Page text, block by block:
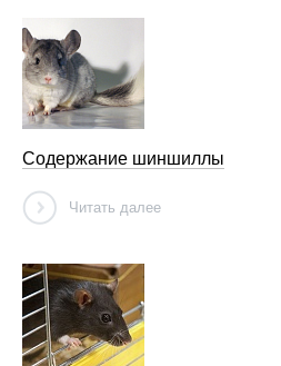
Содержание шиншиллы
Читать далее